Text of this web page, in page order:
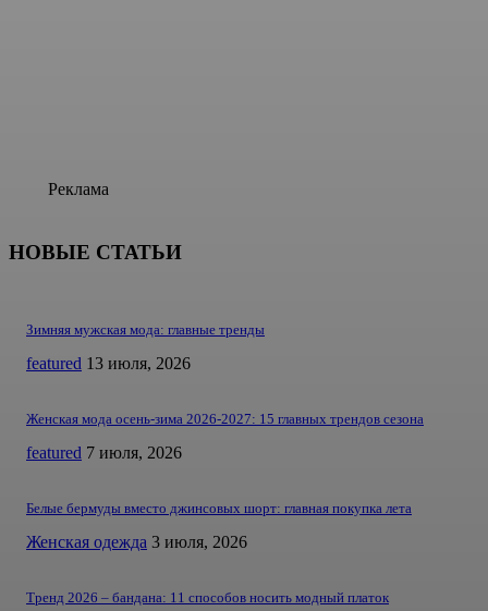
Реклама
НОВЫЕ СТАТЬИ
Зимняя мужская мода: главные тренды
featured 13 июля, 2026
Женская мода осень-зима 2026-2027: 15 главных трендов сезона
featured 7 июля, 2026
Белые бермуды вместо джинсовых шорт: главная покупка лета
Женская одежда 3 июля, 2026
Тренд 2026 – бандана: 11 способов носить модный платок